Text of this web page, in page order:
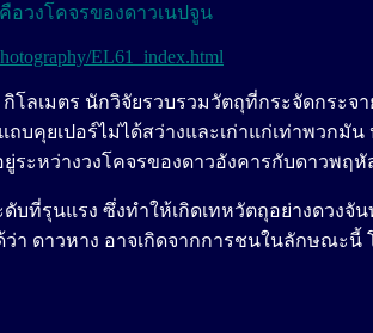
อวงโคจรของดาวเนปจูน
EL61_index.html
โลเมตร นักวิจัยรวบรวมวัตถุที่กระจัดกระ
คุยเปอร์ไม่ได้สว่างและเก่าแก่เท่าพวกมั
ระหว่างวงโคจรของดาวอังคารกับดาวพฤหั
รุนแรง ซึ่งทำให้เกิดเทหวัตถุอย่างดวงจั
าวหาง อาจเกิดจากการชนในลักษณะนี้ โ